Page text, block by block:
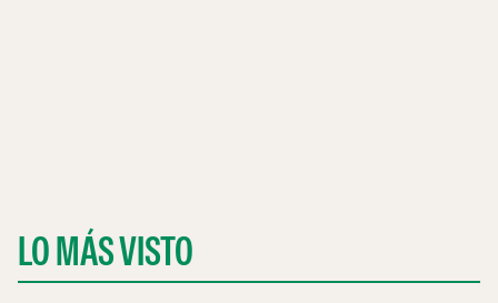
LO MÁS VISTO